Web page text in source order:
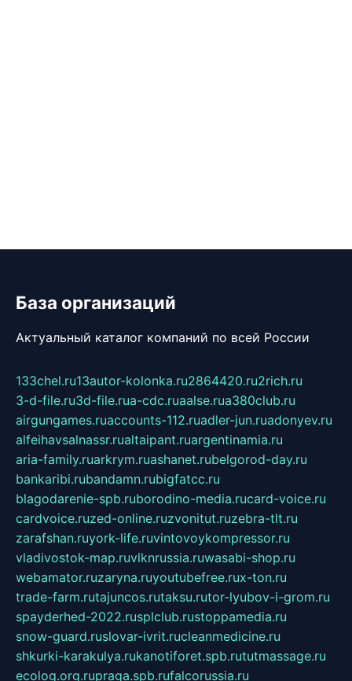
База организаций
Актуальный каталог компаний по всей России
133chel.ru13autor-kolonka.ru2864420.ru2rich.ru
3-d-file.ru3d-file.rua-cdc.ruaalse.rua380club.ru
airgungames.ruaccounts-112.ruadler-jun.ruadonyev.ru
alfeihavsalnassr.rualtaipant.ruargentinamia.ru
aria-family.ruarkrym.ruashanet.rubelgorod-day.ru
bankaribi.rubandamn.rubigfatcc.ru
blagodarenie-spb.ruborodino-media.rucard-voice.ru
cardvoice.ruzed-online.ruzvonitut.ruzebra-tlt.ru
zarafshan.ruyork-life.ruvintovoykompressor.ru
vladivostok-map.ruvlknrussia.ruwasabi-shop.ru
webamator.ruzaryna.ruyoutubefree.rux-ton.ru
trade-farm.rutajuncos.rutaksu.rutor-lyubov-i-grom.ru
spayderhed-2022.rusplclub.rustoppamedia.ru
snow-guard.ruslovar-ivrit.rucleanmedicine.ru
shkurki-karakulya.rukanotiforet.spb.rututmassage.ru
ecolog.org.rupraga.spb.rufalcorussia.ru